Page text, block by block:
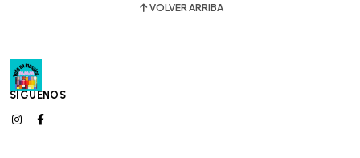
VOLVER ARRIBA
SÍGUENOS